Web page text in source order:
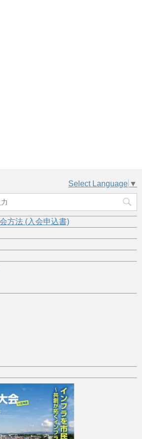
Select Language ▼
方法 (入会申込書)